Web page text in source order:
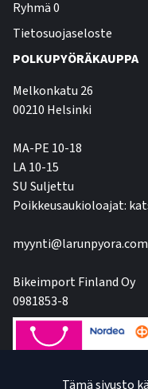
Ryhmä 0
Tietosuojaseloste
POLKUPYÖRÄKAUPPA
Melkonkatu 26
00210 Helsinki
MA-PE 10-18
LA 10-15
SU Suljettu
Poikkeusaukioloajat:
myynti@larunpyora.com
Bikeimport Finland Oy
0981853-8
Tämä sivusto